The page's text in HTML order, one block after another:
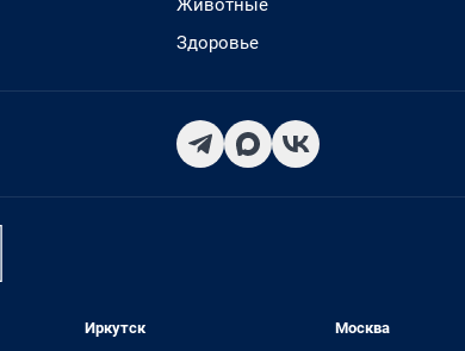
Животные
Здоровье
Иркутск
Москва